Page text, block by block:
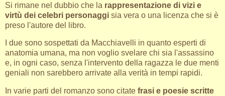
Si rimane nel dubbio che la rappresentazione di vizi e
virtù dei celebri personaggi sia vera o una licenza che si è
preso l'autore del libro.
I due sono sospettati da Macchiavelli in quanto esperti di
anatomia umana, ma non voglio svelare chi sia l'assassino
e, in ogni caso, senza l'intervento della ragazza le due menti
geniali non sarebbero arrivate alla verità in tempi rapidi.
In varie parti del romanzo sono citate frasi e poesie scritte